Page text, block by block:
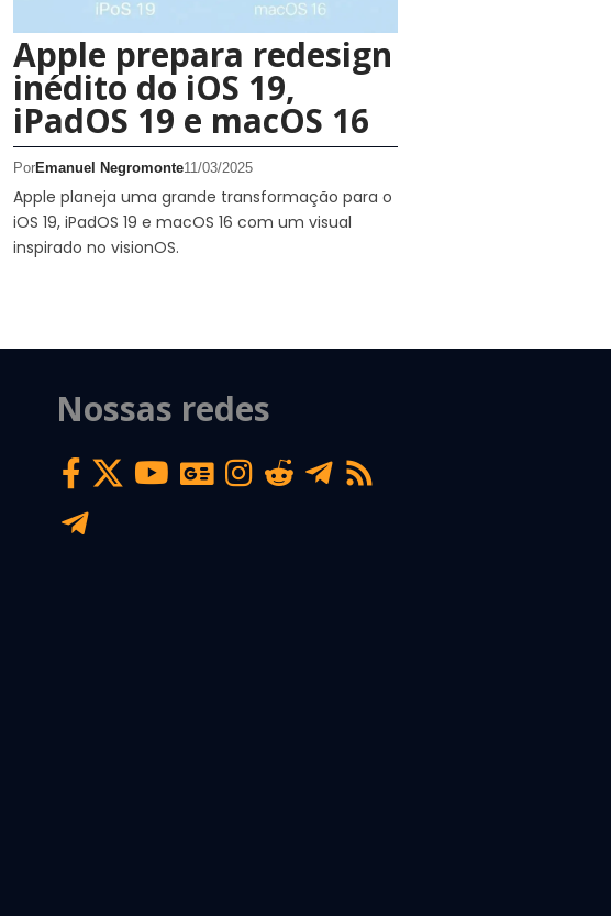
Apple prepara redesign
inédito do iOS 19,
iPadOS 19 e macOS 16
PorEmanuel Negromonte11/03/2025
Apple planeja uma grande transformação para o
iOS 19, iPadOS 19 e macOS 16 com um visual
inspirado no visionOS.
Nossas redes